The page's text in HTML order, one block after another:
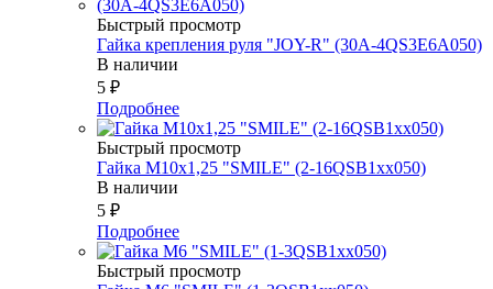
Быстрый просмотр
Гайка крепления руля "JOY-R" (30А-4QS3E6A050)
В наличии
5 ₽
Подробнее
Быстрый просмотр
Гайка М10х1,25 "SMILE" (2-16QSB1xx050)
В наличии
5 ₽
Подробнее
Быстрый просмотр